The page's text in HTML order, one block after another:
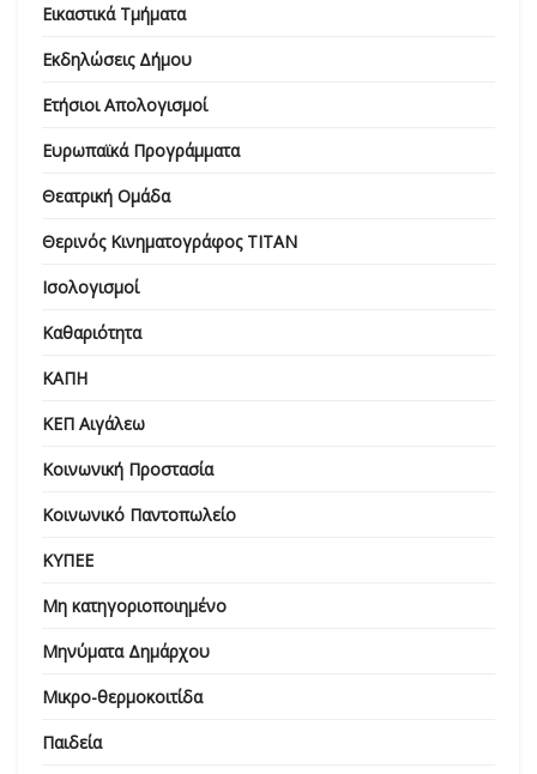
Εικαστικά Τμήματα
Εκδηλώσεις Δήμου
Ετήσιοι Απολογισμοί
Ευρωπαϊκά Προγράμματα
Θεατρική Ομάδα
Θερινός Κινηματογράφος ΤΙΤΑΝ
Ισολογισμοί
Καθαριότητα
ΚΑΠΗ
ΚΕΠ Αιγάλεω
Κοινωνική Προστασία
Κοινωνικό Παντοπωλείο
ΚΥΠΕΕ
Μη κατηγοριοποιημένο
Μηνύματα Δημάρχου
Μικρο-θερμοκοιτίδα
Παιδεία